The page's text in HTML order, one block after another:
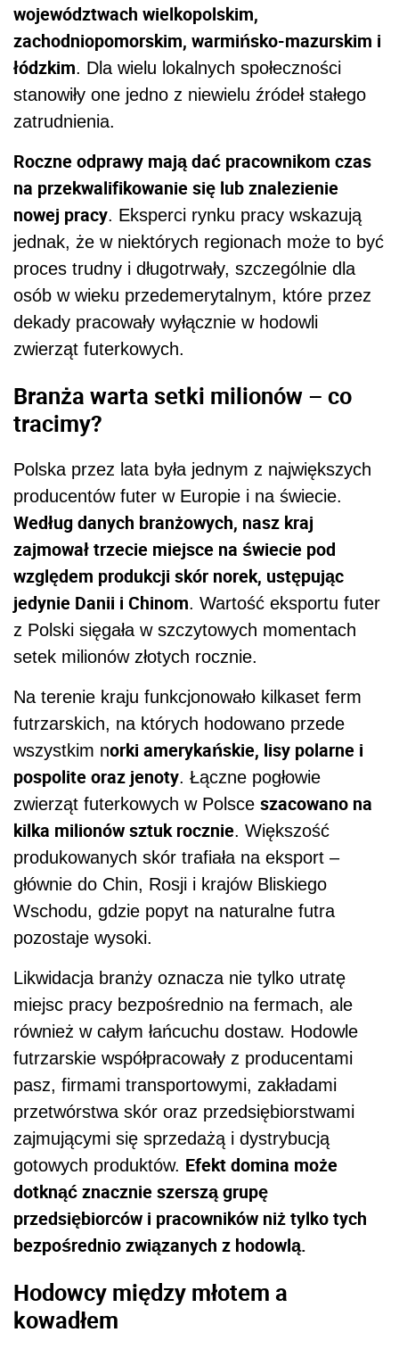
województwach wielkopolskim,
zachodniopomorskim, warmińsko-mazurskim i
łódzkim. Dla wielu lokalnych społeczności
stanowiły one jedno z niewielu źródeł stałego
zatrudnienia.
Roczne odprawy mają dać pracownikom czas
na przekwalifikowanie się lub znalezienie
nowej pracy. Eksperci rynku pracy wskazują
jednak, że w niektórych regionach może to być
proces trudny i długotrwały, szczególnie dla
osób w wieku przedemerytalnym, które przez
dekady pracowały wyłącznie w hodowli
zwierząt futerkowych.
Branża warta setki milionów – co
tracimy?
Polska przez lata była jednym z największych
producentów futer w Europie i na świecie.
Według danych branżowych, nasz kraj
zajmował trzecie miejsce na świecie pod
względem produkcji skór norek, ustępując
jedynie Danii i Chinom. Wartość eksportu futer
z Polski sięgała w szczytowych momentach
setek milionów złotych rocznie.
Na terenie kraju funkcjonowało kilkaset ferm
futrzarskich, na których hodowano przede
wszystkim norki amerykańskie, lisy polarne i
pospolite oraz jenoty. Łączne pogłowie
zwierząt futerkowych w Polsce szacowano na
kilka milionów sztuk rocznie. Większość
produkowanych skór trafiała na eksport –
głównie do Chin, Rosji i krajów Bliskiego
Wschodu, gdzie popyt na naturalne futra
pozostaje wysoki.
Likwidacja branży oznacza nie tylko utratę
miejsc pracy bezpośrednio na fermach, ale
również w całym łańcuchu dostaw. Hodowle
futrzarskie współpracowały z producentami
pasz, firmami transportowymi, zakładami
przetwórstwa skór oraz przedsiębiorstwami
zajmującymi się sprzedażą i dystrybucją
gotowych produktów. Efekt domina może
dotknąć znacznie szerszą grupę
przedsiębiorców i pracowników niż tylko tych
bezpośrednio związanych z hodowlą.
Hodowcy między młotem a
kowadłem